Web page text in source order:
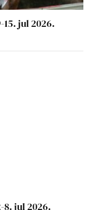
15. jul 2026.
8. jul 2026.